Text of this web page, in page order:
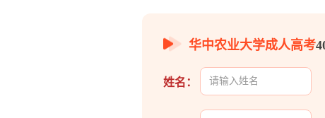
华中农业大学成人高考
姓名：